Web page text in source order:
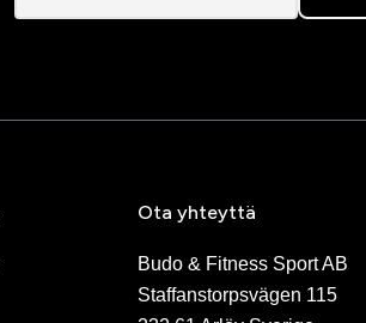
Ota yhteyttä
Budo & Fitness Sport AB
Staffanstorpsvägen 115